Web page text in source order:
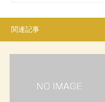
関連記事